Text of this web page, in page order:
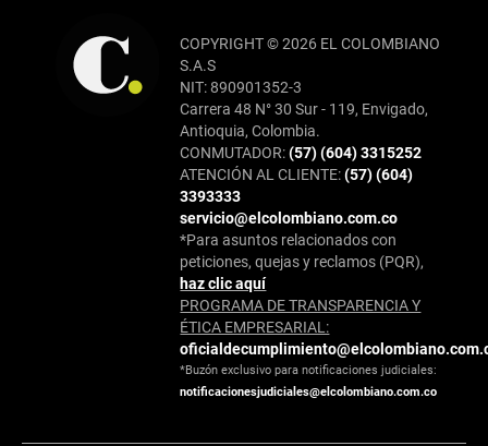
COPYRIGHT © 2026 EL COLOMBIANO
S.A.S
NIT: 890901352-3
Carrera 48 N° 30 Sur - 119, Envigado,
Antioquia, Colombia.
CONMUTADOR:(57) (604) 3315252
ATENCIÓN AL CLIENTE:(57) (604)
3393333
servicio@elcolombiano.com.co
*Para asuntos relacionados con
peticiones, quejas y reclamos (PQR),
haz clic aquí
PROGRAMA DE TRANSPARENCIA Y
ÉTICA EMPRESARIAL:
*Buzón exclusivo para notificaciones judiciales:
notificacionesjudiciales@elcolombiano.com.co